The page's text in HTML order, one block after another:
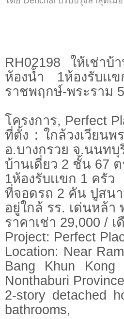
RH02198 ให้เช่า
ห้องน้ำ 1ห้องรับ
ราชพฤกษ์-พระราม 5
โครงการ, Perfect
ที่ตั้ง : ใกล้วงเวียน
อ.บางกรวย จ.นนทบุ
บ้านเดี่ยว 2 ชั้น 67
1ห้องรับเเขก 1 ครัว
ที่จอดรถ 2 คัน ปูสน
อยู่ใกล้ รร. เด่นหล้า
ราคาเช่า 29,000 / เ
Project: Perfect
Location: Near
Bang Khun Kong
Nonthaburi Province
2-story detached
bathrooms,